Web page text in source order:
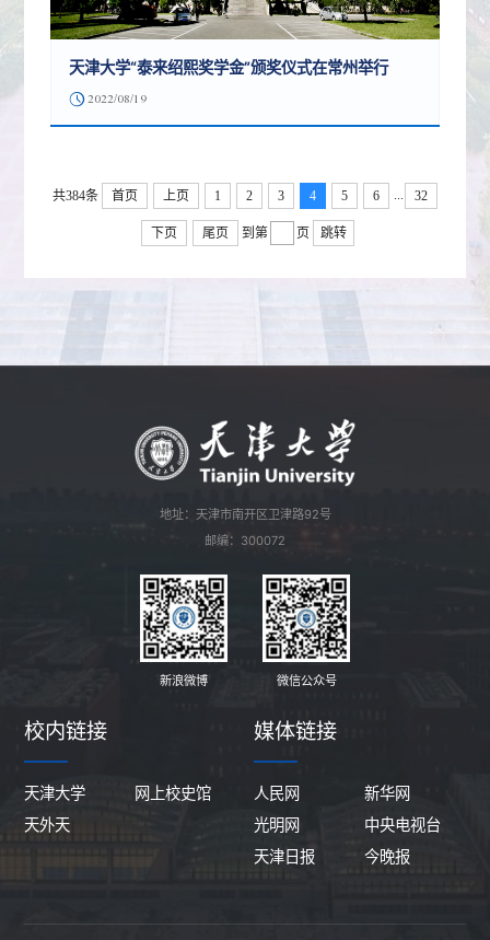
天津大学“泰来绍熙奖学金”颁奖仪式在常州举行
2022/08/19
共384条 首页 上页 1 2 3 4 5 6 32
下页 尾页 到第 页 跳转
地址：天津市南开区卫津路92号
邮编：300072
新浪微博 微信公众号
校内链接
天津大学
网上校史馆
天外天
媒体链接
人民网
新华网
光明网
中央电视台
天津日报
今晚报